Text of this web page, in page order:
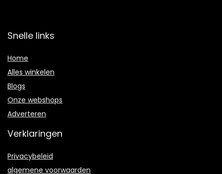
Snelle links
Home
Alles winkelen
Blogs
Onze webshops
Adverteren
Verklaringen
Privacybeleid
algemene voorwaarden